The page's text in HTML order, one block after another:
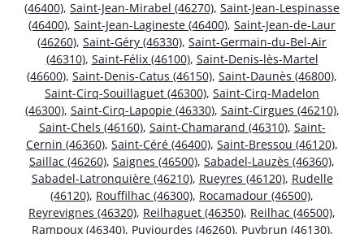
(46400), Saint-Jean-Mirabel (46270), Saint-Jean-Lespinasse
(46400), Saint-Jean-Lagineste (46400), Saint-Jean-de-Laur
(46260), Saint-Géry (46330), Saint-Germain-du-Bel-Air
(46310), Saint-Félix (46100), Saint-Denis-lès-Martel
(46600), Saint-Denis-Catus (46150), Saint-Daunès (46800),
Saint-Cirq-Souillaguet (46300), Saint-Cirq-Madelon
(46300), Saint-Cirq-Lapopie (46330), Saint-Cirgues (46210),
Saint-Chels (46160), Saint-Chamarand (46310), Saint-
Cernin (46360), Saint-Céré (46400), Saint-Bressou (46120),
Saillac (46260), Saignes (46500), Sabadel-Lauzès (46360),
Sabadel-Latronquière (46210), Rueyres (46120), Rudelle
(46120), Rouffilhac (46300), Rocamadour (46500),
Reyrevignes (46320), Reilhaguet (46350), Reilhac (46500),
Rampoux (46340), Puyjourdes (46260), Puybrun (46130),